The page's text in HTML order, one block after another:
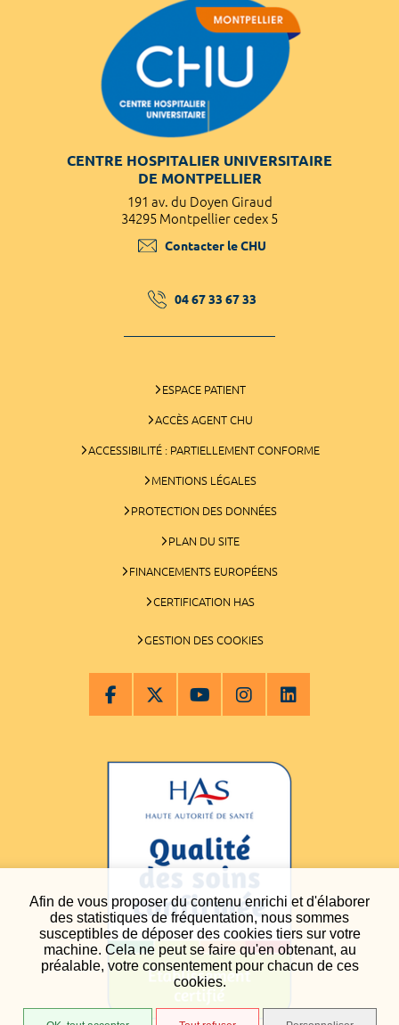
Afin de vous proposer du contenu enrichi et d'élaborer
des statistiques de fréquentation, nous sommes
susceptibles de déposer des cookies tiers sur votre
machine. Cela ne peut se faire qu'en obtenant, au
préalable, votre consentement pour chacun de ces
cookies.
CENTRE HOSPITALIER UNIVERSITAIRE
DE MONTPELLIER
191 av. du Doyen Giraud
34295 Montpellier cedex 5
Contacter le CHU
04 67 33 67 33
ESPACE PATIENT
ACCÈS AGENT CHU
ACCESSIBILITÉ : PARTIELLEMENT CONFORME
MENTIONS LÉGALES
PROTECTION DES DONNÉES
PLAN DU SITE
FINANCEMENTS EUROPÉENS
CERTIFICATION HAS
GESTION DES COOKIES